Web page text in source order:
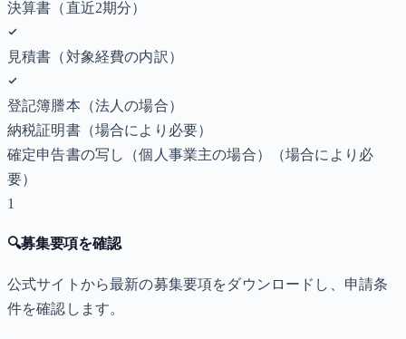
決算書（直近2期分）
見積書（対象経費の内訳）
登記簿謄本（法人の場合）
納税証明書（場合により必要）
確定申告書の写し（個人事業主の場合）
（場合により必
要）
1
🔍募集要項を確認
公式サイトから最新の募集要項をダウンロードし、申請条
件を確認します。